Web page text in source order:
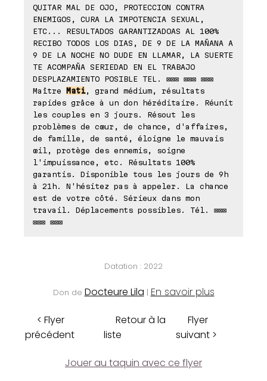
QUITAR MAL DE OJO, PROTECCION CONTRA
ENEMIGOS, CURA LA IMPOTENCIA SEXUAL,
ETC... RESULTADOS GARANTIZADOAS AL 100%
RECIBO TODOS LOS DIAS, DE 9 DE LA MAÑANA A
9 DE LA NOCHE NO DUDE EN LLAMAR, LA SUERTE
TE ACOMPAÑA SERIEDAD EN EL TRABAJO
DESPLAZAMIENTO POSIBLE TEL. ⊠⊠⊠ ⊠⊠⊠ ⊠⊠⊠
Maître Mati
, grand médium, résultats
rapides grâce à un don héréditaire. Réunit
les couples en 3 jours. Résout les
problèmes de cœur, de chance, d'affaires,
de famille, de santé, éloigne le mauvais
œil, protège des ennemis, soigne
l'impuissance, etc. Résultats 100%
garantis. Disponible tous les jours de 9h
à 21h. N'hésitez pas à appeler. La chance
est de votre côté. Sérieux dans mon
travail. Déplacements possibles. Tél. ⊠⊠⊠
⊠⊠⊠ ⊠⊠⊠
Datation : 2022
Don de Docteure Lila | En savoir plus
< Flyer
précédent
Retour à la
liste
Flyer
suivant >
Jouer au taquin avec ce flyer